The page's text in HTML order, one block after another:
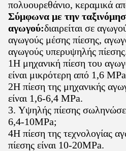
πολυουρεθάνιο, κεραμικά
Σύμφωνα με την
αγωγού:διαιρείται σε
αγωγούς μέσης πίεσης,
αγωγούς υπερυψηλής
1Η μηχανική πίεση του
είναι μικρότερη από 1,6
2Η πίεση της μηχανικής
είναι 1,6-6,4 MPa.
3. Υψηλής πίεσης
6,4-10MPa;
4Η πίεση της τεχνολογίας
πίεσης είναι 10-20MPa.